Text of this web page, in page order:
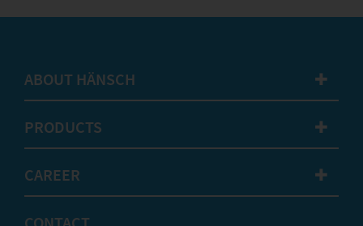
ABOUT HÄNSCH ✚
PRODUCTS ✚
CAREER ✚